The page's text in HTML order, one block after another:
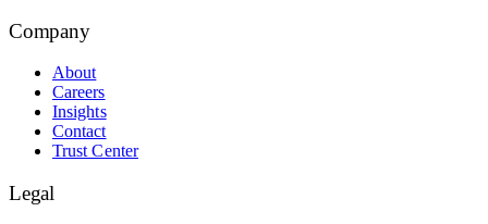
Company
About
Careers
Insights
Contact
Trust Center
Legal